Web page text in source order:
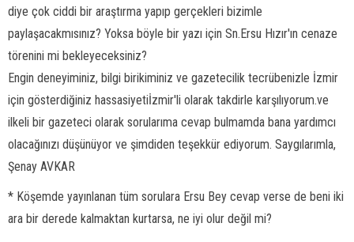
diye çok ciddi bir araştırma yapıp gerçekleri bizimle
paylaşacakmısınız? Yoksa böyle bir yazı için Sn.Ersu Hızır'ın cenaze
törenini mi bekleyeceksiniz?
Engin deneyiminiz, bilgi birikiminiz ve gazetecilik tecrübenizle İzmir
için gösterdiğiniz hassasiyetiİzmir'li olarak takdirle karşılıyorum.ve
ilkeli bir gazeteci olarak sorularıma cevap bulmamda bana yardımcı
olacağınızı düşünüyor ve şimdiden teşekkür ediyorum. Saygılarımla,
Şenay AVKAR
* Köşemde yayınlanan tüm sorulara Ersu Bey cevap verse de beni iki
ara bir derede kalmaktan kurtarsa, ne iyi olur değil mi?